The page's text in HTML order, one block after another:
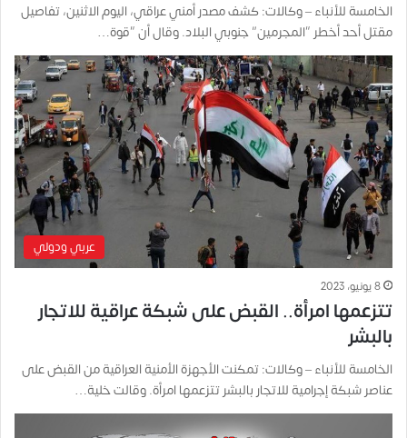
الخامسة للأنباء – وكالات: كشف مصدر أمني عراقي، اليوم الاثنين، تفاصيل
مقتل أحد أخطر “المجرمين” جنوبي البلاد. وقال أن “قوة…
عربي ودولي
8 يونيو، 2023
تتزعمها امرأة.. القبض على شبكة عراقية للاتجار
بالبشر
الخامسة للأنباء – وكالات: تمكنت الأجهزة الأمنية العراقية من القبض على
عناصر شبكة إجرامية للاتجار بالبشر تتزعمها امرأة. وقالت خلية…